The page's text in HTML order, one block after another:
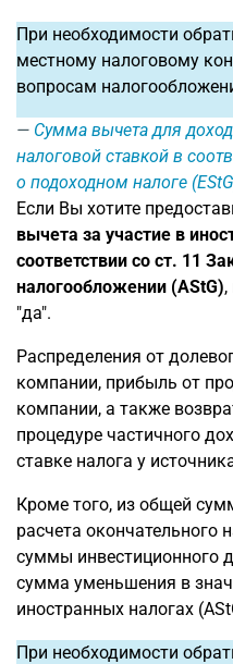
При необходимости
местному налоговому
вопросам
Сумма вычета для
налоговой ставкой в
о подоходном налоге
Если Вы хотите
вычета за участие в
соответствии со ст. 11
налогообложении (AStG)
"да".
Распределения от
компании, прибыль от
компании, а также
процедуре частичного
ставке налога у
Кроме того, из общей
расчета окончательного
суммы инвестиционного
сумма уменьшения в
иностранных налогах
При необходимости